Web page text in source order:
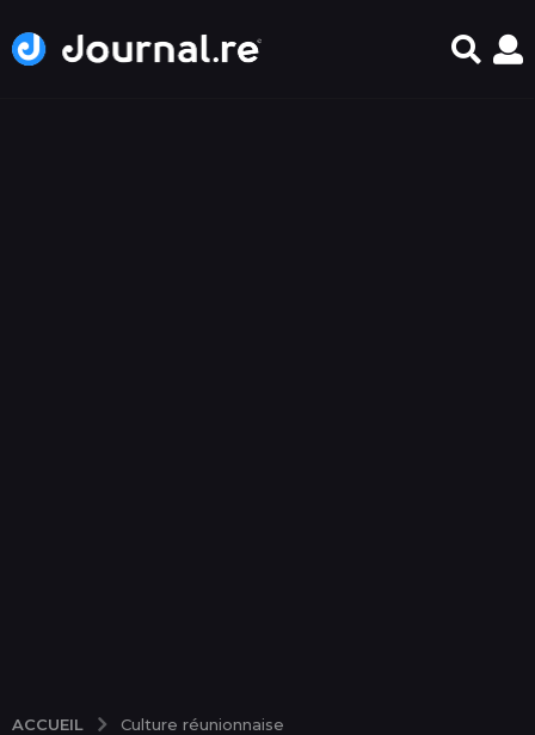
ACCUEIL Culture réunionnaise